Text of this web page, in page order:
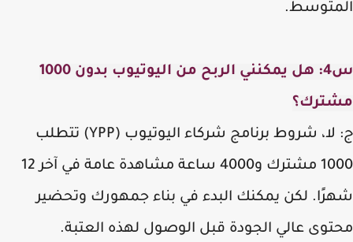
س4: هل يمكنني الربح من اليوتيوب بدون 1000
ج: لا، شروط برنامج شركاء اليوتيوب (YPP) تتطلب
1000 مشترك و4000 ساعة مشاهدة عامة في آخر 12
لكن يمكنك البدء في بناء جمهورك وتحضير
عالي الجودة قبل الوصول لهذه العتبة.